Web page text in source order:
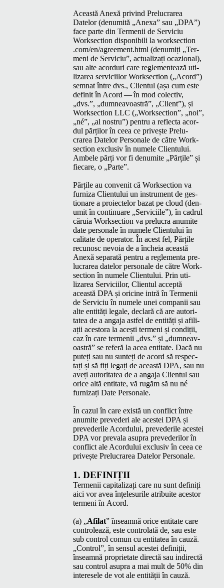
Această Anexă privind Pre­lu­crarea
Datelor (den­u­mită „Anexa” sau „DPA”)
face parte din Ter­menii de Ser­vi­ciu
Work­sec­tion disponi­bili la work​sec​tion​
.com/​e​n​/​a​g​r​e​e​m​e​n​t​.html (den­u­miți „Ter­
meni de Ser­vi­ciu”, actu­al­iza­ți ocazion­al),
sau alte acor­duri care regle­mentează uti­
lizarea ser­vici­ilor Work­sec­tion („Acord”)
sem­nat între dvs., Clien­tul (așa cum este
definit în Acord — în mod colec­tiv,
„dvs.”, „dum­neav­oas­tră”, „Client”), și
Work­sec­tion LLC („Work­sec­tion”, „noi”,
„né”, „al nos­tru”) pen­tru a reflec­ta acor­
dul părților în ceea ce privește Pre­lu­
crarea Datelor Per­son­ale de către Work­
sec­tion exclu­siv în numele Clien­tu­lui.
Ambele părți vor fi den­u­mite „Părțile” și
fiecare, o „Parte”.
Părțile au con­ven­it că Work­sec­tion va
furniza Clien­tu­lui un instru­ment de ges­
tionare a proiectelor bazat pe cloud (den­
u­mit în con­tin­uare „Ser­vici­ile”), în cadrul
căruia Work­sec­tion va pre­lu­cra anu­mite
date per­son­ale în numele Clien­tu­lui în
cal­i­tate de oper­a­tor. În acest fel, Părțile
recunosc nevoia de a încheia această
Anexă sep­a­rată pen­tru a regle­men­ta pre­
lu­crarea datelor per­son­ale de către Work­
sec­tion în numele Clien­tu­lui. Prin uti­
lizarea Ser­vici­ilor, Clien­tul accep­tă
această DPA și oricine intră în Ter­menii
de Ser­vi­ciu în numele unei com­panii sau
alte entități legale, declară că are autori­
tatea de a anga­ja ast­fel de entități și afil­i­
ații aces­to­ra la acești ter­meni și condiții,
caz în care ter­menii „dvs.” și „dum­neav­
oas­tră” se referă la acea enti­tate. Dacă nu
puteți sau nu sun­teți de acord să respec­
tați și să fiți legați de această DPA, sau nu
aveți autori­tatea de a anga­ja Clien­tul sau
orice altă enti­tate, vă rugăm să nu né
furniza­ți Date Personale.
În cazul în care există un con­flict între
anu­mite preved­eri ale aces­tei DPA și
preved­er­ile Acor­du­lui, preved­er­ile aces­tei
DPA vor prevala asupra preved­er­ilor în
con­flict ale Acor­du­lui exclu­siv în ceea ce
privește Pre­lu­crarea Datelor Personale.
1. DEFINIȚII
Ter­menii cap­i­tal­iza­ți care nu sunt definiți
aici vor avea înțe­lesurile atribuite aces­tor
ter­meni în Acord.
(a) „Afi­lat” înseam­nă orice enti­tate care
con­trolează, este con­tro­lată de, sau este
sub con­trol comun cu enti­tatea în cauză.
„Con­trol”, în sen­sul aces­tei definiții,
înseam­nă pro­pri­etate direc­tă sau indi­rec­tă
sau con­trol asupra a mai mult de 50% din
intere­se­le de vot ale entității în cauză.